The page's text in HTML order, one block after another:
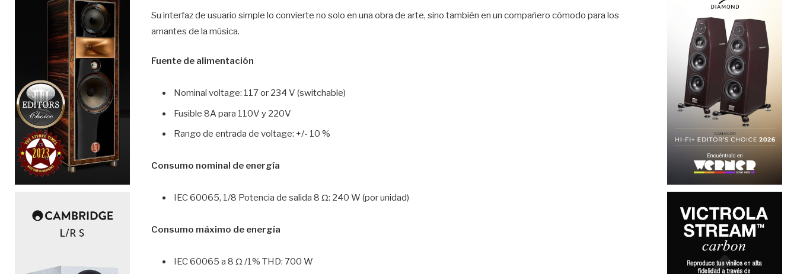
Su interfaz de usuario simple lo convierte no solo en una obra de arte, sino también en un compañero cómodo para los
amantes de la música.
Fuente de alimentación
Nominal voltage: 117 or 234 V (switchable)
Fusible 8A para 110V y 220V
Rango de entrada de voltage: +/- 10 %
Consumo nominal de energía
IEC 60065, 1/8 Potencia de salida 8 Ω: 240 W (por unidad)
Consumo máximo de energía
IEC 60065 a 8 Ω /1% THD: 700 W